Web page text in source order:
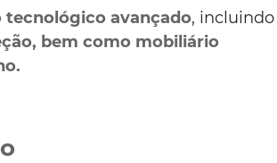
tecnológico avançado, incluindo
bem como mobiliário